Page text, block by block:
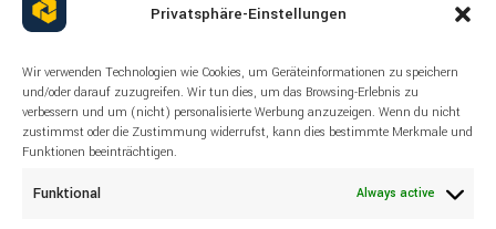
Privatsphäre-Einstellungen
Wir verwenden Technologien wie Cookies, um Geräteinformationen zu speichern
und/oder darauf zuzugreifen. Wir tun dies, um das Browsing-Erlebnis zu
verbessern und um (nicht) personalisierte Werbung anzuzeigen. Wenn du nicht
zustimmst oder die Zustimmung widerrufst, kann dies bestimmte Merkmale und
Funktionen beeinträchtigen.
Funktional Always active